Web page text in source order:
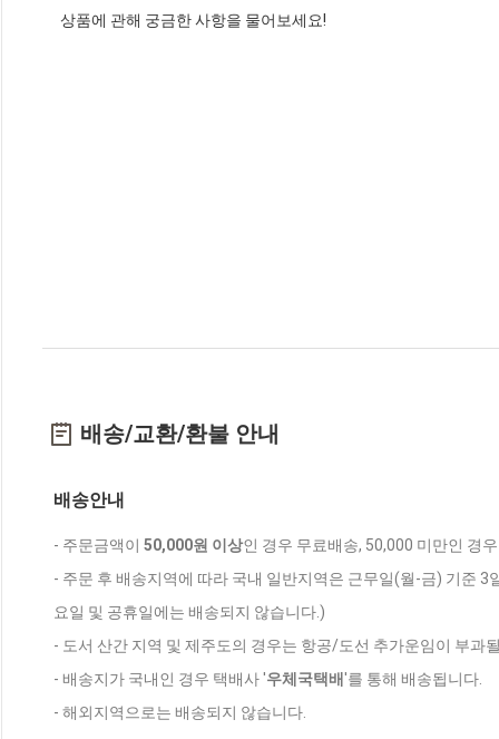
상품에 관해 궁금한 사항을 물어보세요!
배송/교환/환불 안내
배송안내
- 주문금액이 50,000원 이상인 경우 무료배송, 50,000 미만인 경
- 주문 후 배송지역에 따라 국내 일반지역은 근무일(월-금) 기준
요일 및 공휴일에는 배송되지 않습니다.)
- 도서 산간 지역 및 제주도의 경우는 항공/도선 추가운임이 부과
- 배송지가 국내인 경우 택배사 '우체국택배'를 통해 배송됩니다.
- 해외지역으로는 배송되지 않습니다.